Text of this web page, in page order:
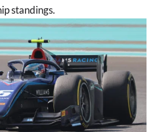
standings.